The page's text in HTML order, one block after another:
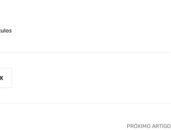
X
PRÓXIMO ARTIGO